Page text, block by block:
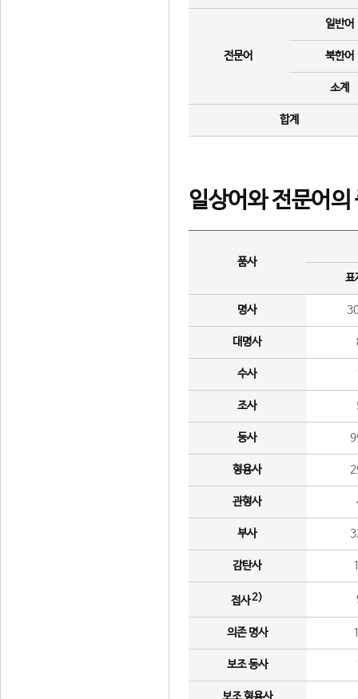
전문어
일반어
북한어
소계
합계
일상어와 전문어의
품사
표
명사
대명사
수사
조사
동사
형용사
관형사
부사
감탄사
접사2)
의존 명사
보조 동사